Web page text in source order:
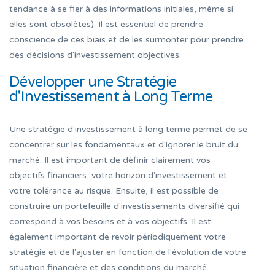
tendance à se fier à des informations initiales, même si
elles sont obsolètes). Il est essentiel de prendre
conscience de ces biais et de les surmonter pour prendre
des décisions d'investissement objectives.
Développer une Stratégie
d'Investissement à Long Terme
Une stratégie d'investissement à long terme permet de se
concentrer sur les fondamentaux et d'ignorer le bruit du
marché. Il est important de définir clairement vos
objectifs financiers, votre horizon d'investissement et
votre tolérance au risque. Ensuite, il est possible de
construire un portefeuille d'investissements diversifié qui
correspond à vos besoins et à vos objectifs. Il est
également important de revoir périodiquement votre
stratégie et de l'ajuster en fonction de l'évolution de votre
situation financière et des conditions du marché.